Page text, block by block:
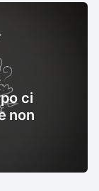
ci
non